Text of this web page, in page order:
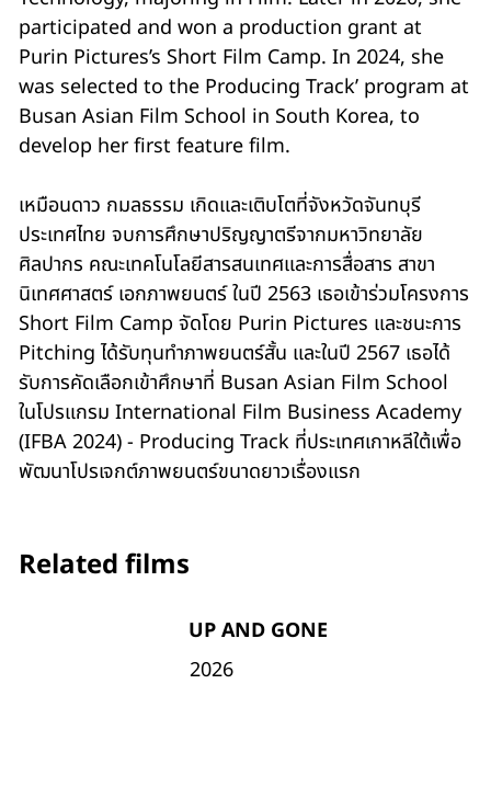
participated and won a production grant at
Purin Pictures’s Short Film Camp. In 2024, she
was selected to the Producing Track’ program at
Busan Asian Film School in South Korea, to
develop her first feature film.
เหมือนดาว กมลธรรม เกิดและเติบโตที่จังหวัดจันทบุรี
ประเทศไทย จบการศึกษาปริญญาตรีจากมหาวิทยาลัย
ศิลปากร คณะเทคโนโลยีสารสนเทศและการสื่อสาร สาขา
นิเทศศาสตร์ เอกภาพยนตร์ ในปี 2563 เธอเข้าร่วมโครงการ
Short Film Camp จัดโดย Purin Pictures และชนะการ
Pitching ได้รับทุนทำภาพยนตร์สั้น และในปี 2567 เธอได้
รับการคัดเลือกเข้าศึกษาที่ Busan Asian Film School
ในโปรแกรม International Film Business Academy
(IFBA 2024) - Producing Track ที่ประเทศเกาหลีใต้เพื่อ
พัฒนาโปรเจกต์ภาพยนตร์ขนาดยาวเรื่องแรก
Related films
UP AND GONE
2026